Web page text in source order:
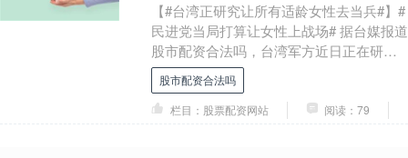
【#台湾正研究让所有适龄女性去当兵#】#
民进党当局打算让女性上战场# 据台媒报道
股市配资合法吗，台湾军方近日正在研议
股市配资合法吗，让岛内所有适龄女性都
去当兵、....
股市配资合法吗
栏目：股票配资网站
阅读：79